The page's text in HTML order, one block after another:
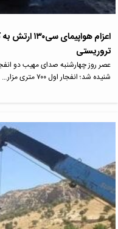
اعزام
تروریستی
عصر روز چهارشنبه صدای مهیب دو
شنیده شد؛ انفجار اول ۷۰۰ متری مزار…